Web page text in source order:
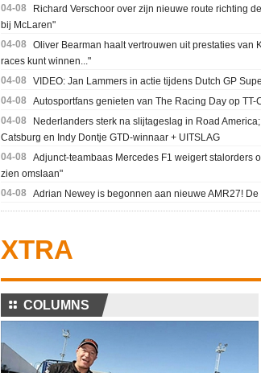
04-08
Richard Verschoor over zijn nieuwe route richting
bij McLaren"
04-08 Oliver Bearman haalt vertrouwen uit prestaties van
races kunt winnen..."
04-08 VIDEO: Jan Lammers in actie tijdens Dutch GP
04-08 Autosportfans genieten van The Racing Day op TT-
04-08
Nederlanders sterk na slijtageslag in Road
Catsburg en Indy Dontje GTD-winnaar + UITSLAG
04-08 Adjunct-teambaas Mercedes F1 weigert stalorders
zien omslaan"
04-08 Adrian Newey is begonnen aan nieuwe AMR27!
XTRA
⚏ COLUMNS